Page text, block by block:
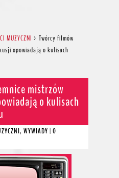
MUZYCZNI > Twórcy filmów
opowiadają o kulisach
mistrzów
o kulisach
, WYWIADY | 0